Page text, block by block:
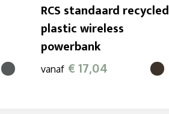
RCS standaard recycled
plastic wireless
powerbank
vanaf € 17,04